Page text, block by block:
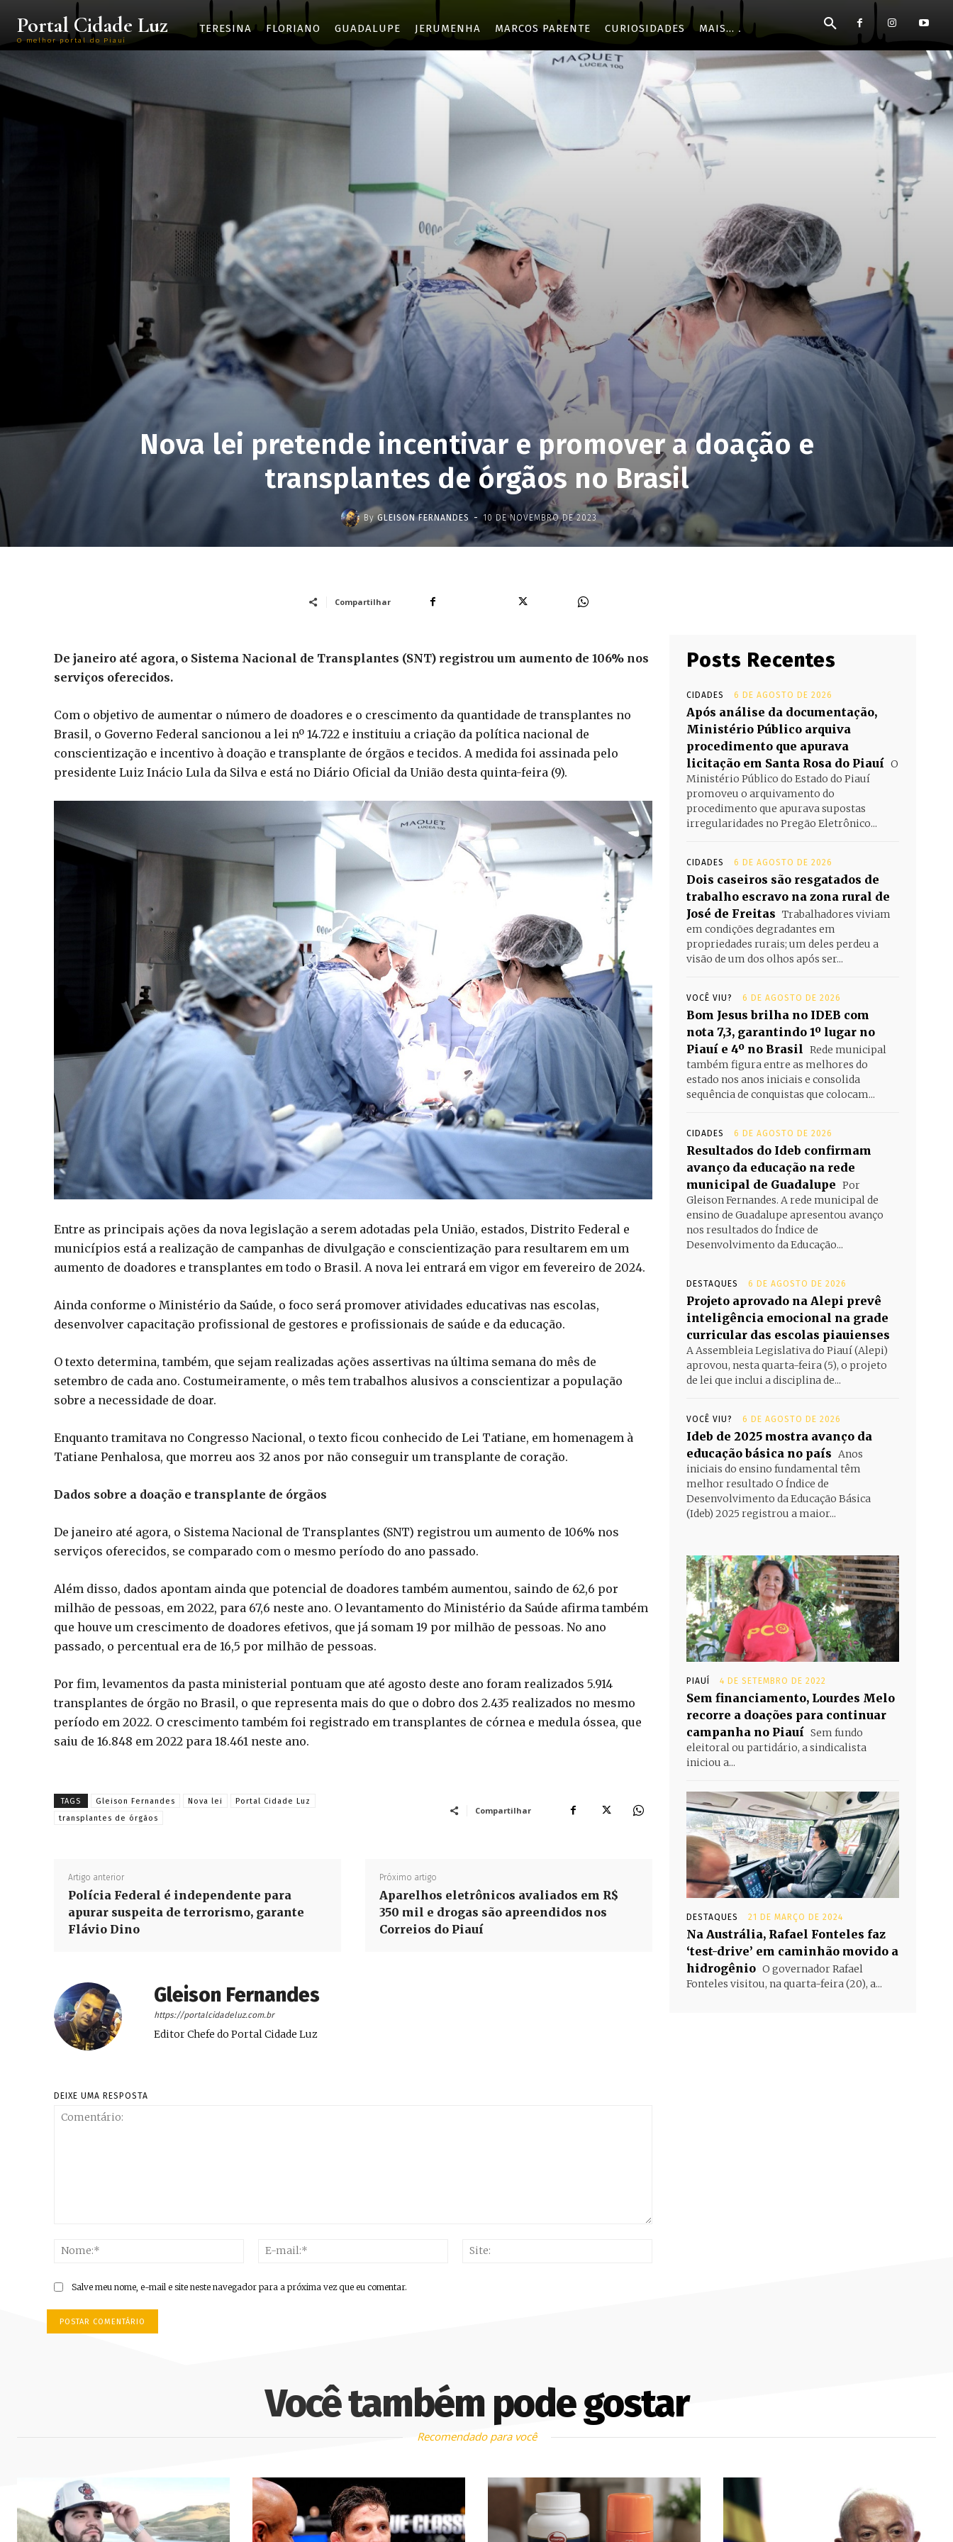
Portal Cidade Luz
O melhor portal do Piauí
TERESINA FLORIANO GUADALUPE JERUMENHA MARCOS PARENTE CURIOSIDADES MAIS...
Nova lei pretende incentivar e promover a doação e
transplantes de órgãos no Brasil
By GLEISON FERNANDES - 10 DE NOVEMBRO DE 2023
Compartilhar
De janeiro até agora, o Sistema Nacional de Transplantes (SNT) registrou um aumento de 106% nos
serviços oferecidos.
Com o objetivo de aumentar o número de doadores e o crescimento da quantidade de transplantes no
Brasil, o Governo Federal sancionou a lei nº 14.722 e instituiu a criação da política nacional de
conscientização e incentivo à doação e transplante de órgãos e tecidos. A medida foi assinada pelo
presidente Luiz Inácio Lula da Silva e está no Diário Oficial da União desta quinta-feira (9).
Entre as principais ações da nova legislação a serem adotadas pela União, estados, Distrito Federal e
municípios está a realização de campanhas de divulgação e conscientização para resultarem em um
aumento de doadores e transplantes em todo o Brasil. A nova lei entrará em vigor em fevereiro de 2024.
Ainda conforme o Ministério da Saúde, o foco será promover atividades educativas nas escolas,
desenvolver capacitação profissional de gestores e profissionais de saúde e da educação.
O texto determina, também, que sejam realizadas ações assertivas na última semana do mês de
setembro de cada ano. Costumeiramente, o mês tem trabalhos alusivos a conscientizar a população
sobre a necessidade de doar.
Enquanto tramitava no Congresso Nacional, o texto ficou conhecido de Lei Tatiane, em homenagem à
Tatiane Penhalosa, que morreu aos 32 anos por não conseguir um transplante de coração.
Dados sobre a doação e transplante de órgãos
De janeiro até agora, o Sistema Nacional de Transplantes (SNT) registrou um aumento de 106% nos
serviços oferecidos, se comparado com o mesmo período do ano passado.
Além disso, dados apontam ainda que potencial de doadores também aumentou, saindo de 62,6 por
milhão de pessoas, em 2022, para 67,6 neste ano. O levantamento do Ministério da Saúde afirma também
que houve um crescimento de doadores efetivos, que já somam 19 por milhão de pessoas. No ano
passado, o percentual era de 16,5 por milhão de pessoas.
Por fim, levamentos da pasta ministerial pontuam que até agosto deste ano foram realizados 5.914
transplantes de órgão no Brasil, o que representa mais do que o dobro dos 2.435 realizados no mesmo
período em 2022. O crescimento também foi registrado em transplantes de córnea e medula óssea, que
saiu de 16.848 em 2022 para 18.461 neste ano.
TAGS Gleison Fernandes Nova lei
Portal Cidade Luz
transplantes de órgãos
Compartilhar
Artigo anterior
Polícia Federal é independente para
apurar suspeita de terrorismo, garante
Flávio Dino
Próximo artigo
Aparelhos eletrônicos avaliados em R$
350 mil e drogas são apreendidos nos
Correios do Piauí
Gleison Fernandes
https://portalcidadeluz.com.br
Editor Chefe do Portal Cidade Luz
DEIXE UMA RESPOSTA
Nome:*
Salve meu nome, e-mail e site neste navegador para a próxima vez que eu comentar.
Posts Recentes
CIDADES 6 DE AGOSTO DE 2026
Após análise da documentação,
Ministério Público arquiva
procedimento que apurava
licitação em Santa Rosa do Piauí O
Ministério Público do Estado do Piauí
promoveu o arquivamento do
procedimento que apurava supostas
irregularidades no Pregão Eletrônico...
CIDADES 6 DE AGOSTO DE 2026
Dois caseiros são resgatados de
trabalho escravo na zona rural de
José de Freitas Trabalhadores viviam
em condições degradantes em
propriedades rurais; um deles perdeu a
visão de um dos olhos após ser...
VOCÊ VIU? 6 DE AGOSTO DE 2026
Bom Jesus brilha no IDEB com
nota 7,3, garantindo 1º lugar no
Piauí e 4º no Brasil Rede municipal
também figura entre as melhores do
estado nos anos iniciais e consolida
sequência de conquistas que colocam...
CIDADES 6 DE AGOSTO DE 2026
Resultados do Ideb confirmam
avanço da educação na rede
municipal de Guadalupe Por
Gleison Fernandes. A rede municipal de
ensino de Guadalupe apresentou avanço
nos resultados do Índice de
Desenvolvimento da Educação...
DESTAQUES 6 DE AGOSTO DE 2026
Projeto aprovado na Alepi prevê
inteligência emocional na grade
curricular das escolas piauienses
A Assembleia Legislativa do Piauí (Alepi)
aprovou, nesta quarta-feira (5), o projeto
de lei que inclui a disciplina de...
VOCÊ VIU? 6 DE AGOSTO DE 2026
Ideb de 2025 mostra avanço da
educação básica no país Anos
iniciais do ensino fundamental têm
melhor resultado O Índice de
Desenvolvimento da Educação Básica
(Ideb) 2025 registrou a maior...
PIAUÍ 4 DE SETEMBRO DE 2022
Sem financiamento, Lourdes Melo
recorre a doações para continuar
campanha no Piauí Sem fundo
eleitoral ou partidário, a sindicalista
iniciou a...
DESTAQUES 21 DE MARÇO DE 2024
Na Austrália, Rafael Fonteles faz
‘test-drive’ em caminhão movido a
hidrogênio O governador Rafael
Fonteles visitou, na quarta-feira (20), a...
Você também pode gostar
Recomendado para você